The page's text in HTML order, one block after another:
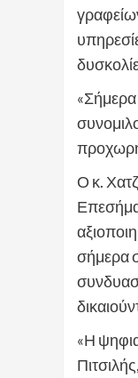
«Σήμερα
Ο κ.
σήμερα
«Η